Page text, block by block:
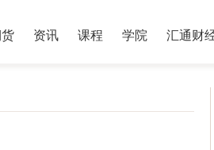
资讯 课程 学院 汇通财